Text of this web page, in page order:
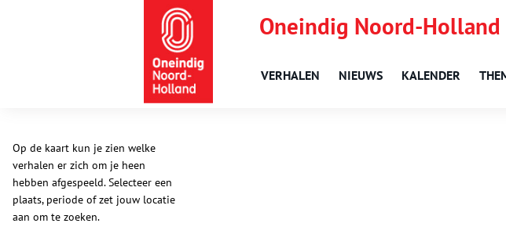
Oneindig Noord-Holland
VERHALEN NIEUWS KALENDER
Op de kaart kun je zien welke
verhalen er zich om je heen
hebben afgespeeld. Selecteer een
plaats, periode of zet jouw locatie
aan om te zoeken.